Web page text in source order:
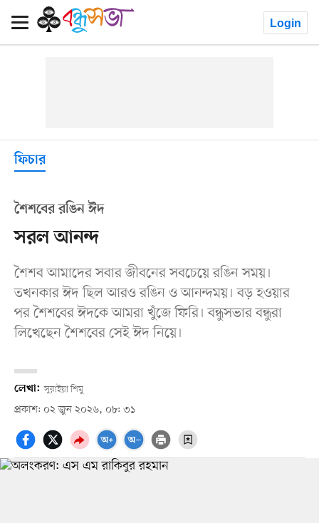
Login
ফিচার
শৈশবের রঙিন ঈদ
সরল আনন্দ
শৈশব আমাদের সবার জীবনের সবচেয়ে রঙিন সময়।
তখনকার ঈদ ছিল আরও রঙিন ও আনন্দময়। বড় হওয়ার
পর শৈশবের ঈদকে আমরা খুঁজে ফিরি। বন্ধুসভার বন্ধুরা
লিখেছেন শৈশবের সেই ঈদ নিয়ে।
লেখা: সুরাইয়া শিমু
প্রকাশ: ০২ জুন ২০২৬, ০৮: ৩১